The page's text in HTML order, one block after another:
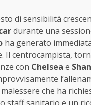
di sensibilità
durante una
ha generato
Il centrocampista,
con Chelsea e
che ha